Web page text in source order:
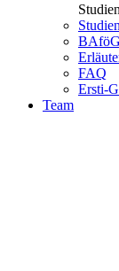
FAQ
Ersti-
Team